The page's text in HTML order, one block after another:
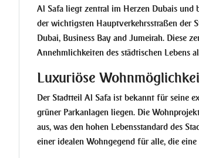
Al Safa liegt zentral im Herzen Dubais und
der wichtigsten Hauptverkehrsstraßen der
Dubai, Business Bay and Jumeirah. Diese
Annehmlichkeiten des städtischen Lebens
Luxuriöse
Der Stadtteil Al Safa ist bekannt für seine
grüner Parkanlagen liegen. Die
aus, was den hohen Lebensstandard des
einer idealen Wohngegend für alle, die